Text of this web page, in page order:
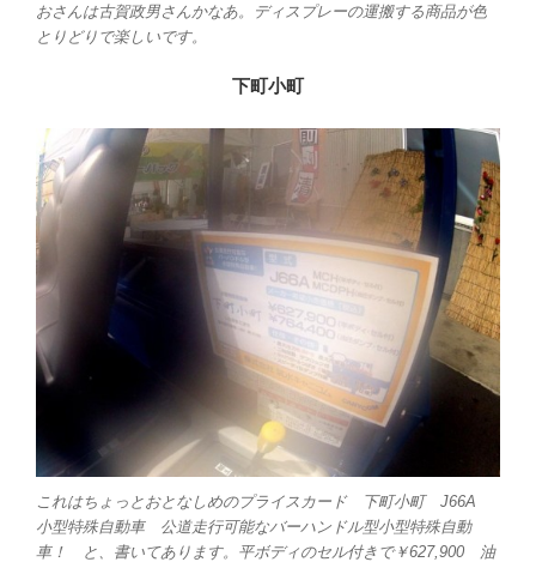
おさんは古賀政男さんかなあ。ディスプレーの運搬する商品が色
とりどりで楽しいです。
下町小町
これはちょっとおとなしめのプライスカード 下町小町 J66A
小型特殊自動車 公道走行可能なバーハンドル型小型特殊自動
車！ と、書いてあります。平ボディのセル付きで￥627,900 油